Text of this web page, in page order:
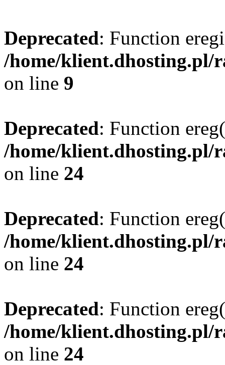
Deprecated: Function
/home/klient.dhosting.pl/
on line 9
Deprecated: Function
/home/klient.dhosting.pl/
on line 24
Deprecated: Function
/home/klient.dhosting.pl/
on line 24
Deprecated: Function
/home/klient.dhosting.pl/
on line 24